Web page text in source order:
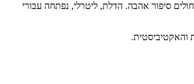
סיפור אהבה. הדלת, ליטרלי, נפתחה עבורי
והאקטיביסטית.